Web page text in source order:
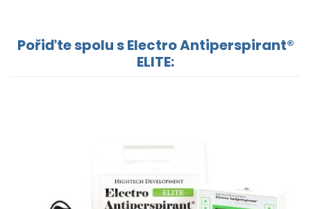
Pořiďte spolu s Electro Antiperspirant®
ELITE: